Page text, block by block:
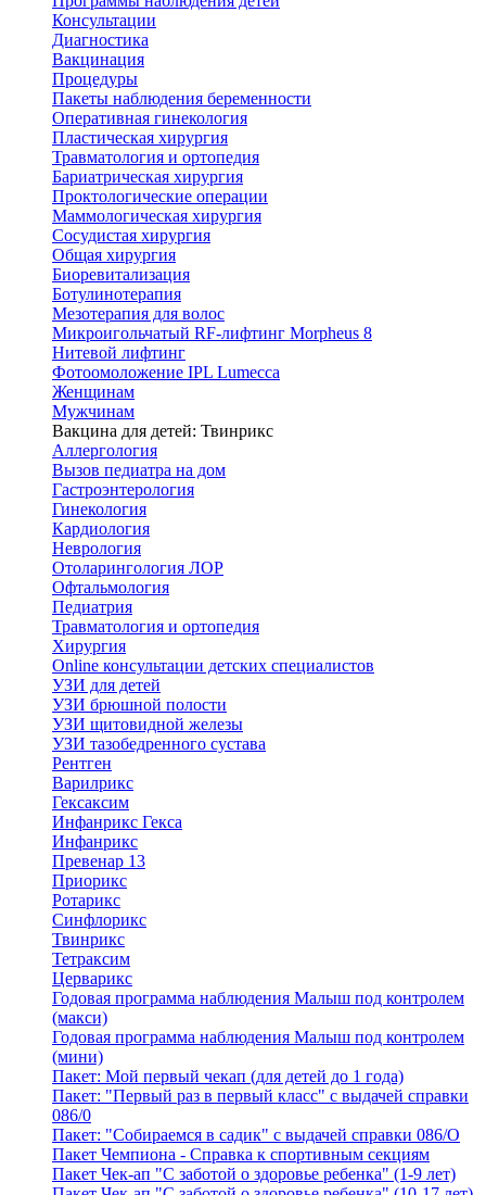
Консультации
Диагностика
Вакцинация
Процедуры
Пакеты наблюдения беременности
Оперативная гинекология
Пластическая хирургия
Травматология и ортопедия
Бариатрическая хирургия
Проктологические операции
Маммологическая хирургия
Сосудистая хирургия
Общая хирургия
Биоревитализация
Ботулинотерапия
Мезотерапия для волос
Микроигольчатый RF-лифтинг Morpheus 8
Нитевой лифтинг
Фотоомоложение IPL Lumecca
Женщинам
Мужчинам
Вакцина для детей: Твинрикс
Аллергология
Вызов педиатра на дом
Гастроэнтерология
Гинекология
Кардиология
Неврология
Отоларингология ЛОР
Офтальмология
Педиатрия
Травматология и ортопедия
Хирургия
Online консультации детских специалистов
УЗИ для детей
УЗИ брюшной полости
УЗИ щитовидной железы
УЗИ тазобедренного сустава
Рентген
Варилрикс
Гексаксим
Инфанрикс Гекса
Инфанрикс
Превенар 13
Приорикс
Ротарикс
Синфлорикс
Твинрикс
Тетраксим
Церварикс
Годовая программа наблюдения Малыш под контролем
(макси)
Годовая программа наблюдения Малыш под контролем
(мини)
Пакет: Мой первый чекап (для детей до 1 года)
Пакет: "Первый раз в первый класс" с выдачей справки
086/0
Пакет: "Собираемся в садик" с выдачей справки 086/О
Пакет Чемпиона - Справка к спортивным секциям
Пакет Чек-ап "С заботой о здоровье ребенка" (1-9 лет)